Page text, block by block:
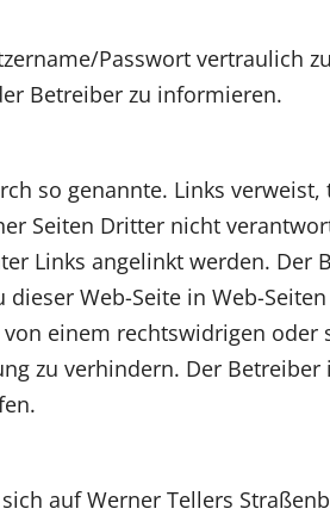
Passwort vertraulich
Betreiber zu informieren.
so genannte. Links
Seiten Dritter nicht
Links angelinkt werden.
Web-Seite in Web-
einem rechtswidrigen
zu verhindern. Der
auf Werner Tellers